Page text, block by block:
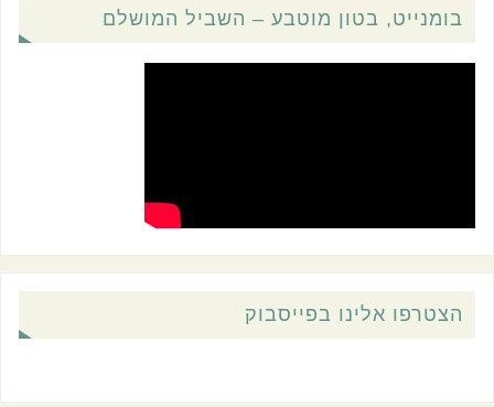
בומנייט, בטון מוטבע – השביל המושלם
הצטרפו אלינו בפייסבוק